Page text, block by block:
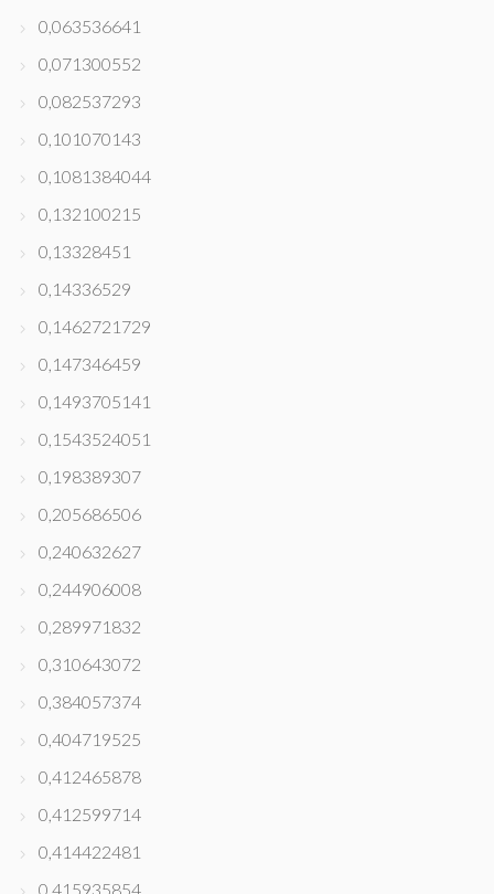
0,063536641
0,071300552
0,082537293
0,101070143
0,1081384044
0,132100215
0,13328451
0,14336529
0,1462721729
0,147346459
0,1493705141
0,1543524051
0,198389307
0,205686506
0,240632627
0,244906008
0,289971832
0,310643072
0,384057374
0,404719525
0,412465878
0,412599714
0,414422481
0,415935854